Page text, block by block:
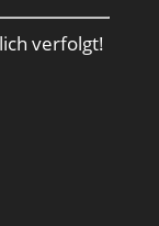
verfolgt!